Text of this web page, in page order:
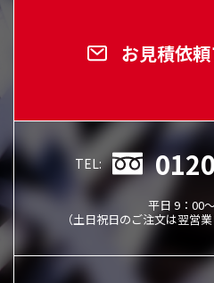
お見積依
TEL:
平日 9：00
（土日祝日のご注文は翌営